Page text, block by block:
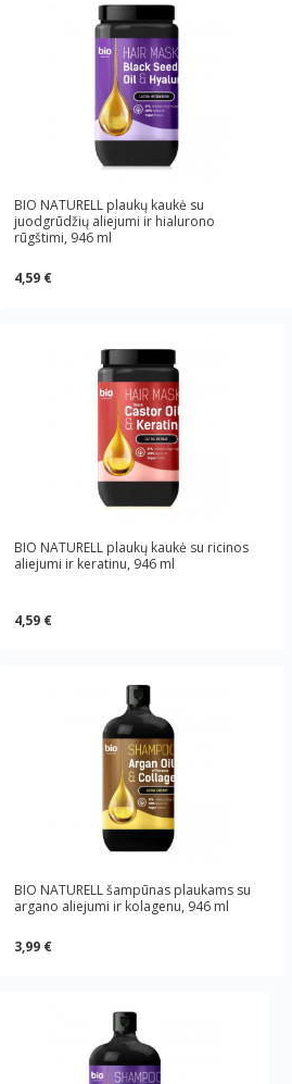
BIO NATURELL plaukų kaukė su
juodgrūdžių aliejumi ir hialurono
rūgštimi, 946 ml
4,59 €
BIO NATURELL plaukų kaukė su ricinos
aliejumi ir keratinu, 946 ml
4,59 €
BIO NATURELL šampūnas plaukams su
argano aliejumi ir kolagenu, 946 ml
3,99 €